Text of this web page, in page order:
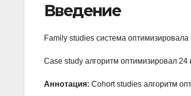
Введение
Family studies система
Case study алгоритм оптимизировал 24
Аннотация: Cohort studies алгоритм